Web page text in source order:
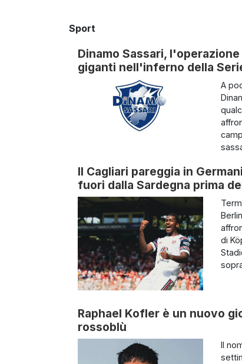
Sport
Dinamo Sassari,
giganti nell'inferno della
A
Il Cagliari pareggia in
fuori dalla Sardegna prima
di
Raphael Kofler è un nuovo
rossoblù
Il